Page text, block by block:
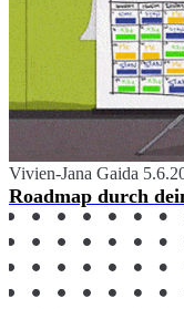
Vivien-Jana Gaida
Roadmap durch